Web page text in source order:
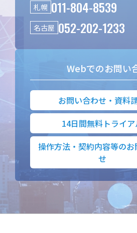
札幌 011-804-8539
名古屋 052-202-1233
Webでのお問い
お問い合わせ・資料
14日間無料トライ
操作方法・契約内容等のお
せ